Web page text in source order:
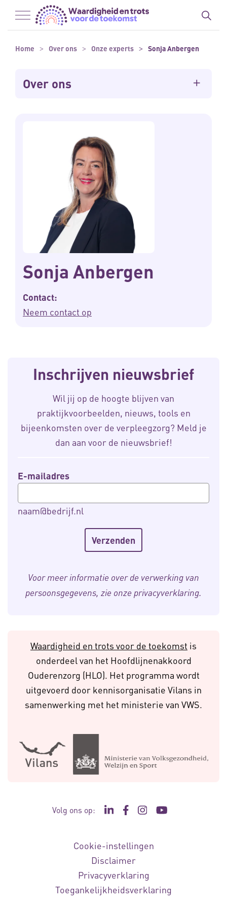
Naar hoofdinhoud
Naar footer
Home Over ons Onze experts Sonja Anbergen
Over ons
Sonja Anbergen
Contact:
Neem contact op
Inschrijven nieuwsbrief
Wil jij op de hoogte blijven van
praktijkvoorbeelden, nieuws, tools en
bijeenkomsten over de verpleegzorg? Meld je
dan aan voor de nieuwsbrief!
E-mailadres
naam@bedrijf.nl
Voor meer informatie over de verwerking van
persoonsgegevens, zie onze privacyverklaring.
Waardigheid en trots voor de toekomst is
onderdeel van het Hoofdlijnenakkoord
Ouderenzorg (HLO). Het programma wordt
uitgevoerd door kennisorganisatie Vilans in
samenwerking met het ministerie van VWS.
Volg ons op: Ga naar de LinkedIn pagina
Ga naar de Facebook
Ga naar de
Ga naar het
Cookie-instellingen
Disclaimer
Privacyverklaring
Toegankelijkheidsverklaring